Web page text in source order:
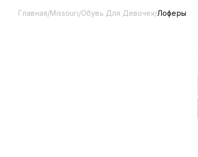
Главная/Missouri/Обувь Для Девочек/Лоферы